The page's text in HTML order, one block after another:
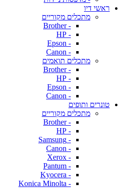
ראשי דיו
מתכלים מקוריים
- Brother
- HP
- Epson
- Canon
מתכלים תואמים
- Brother
- HP
- Epson
- Canon
טונרים ותופים
מתכלים מקוריים
- Brother
- HP
- Samsung
- Canon
- Xerox
- Pantum
- Kyocera
- Konica Minolta